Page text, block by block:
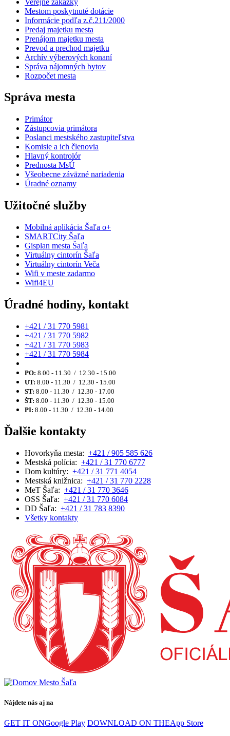
Mestom poskytnuté dotácie
Informácie podľa z.č.211/2000
Predaj majetku mesta
Prenájom majetku mesta
Prevod a prechod majetku
Archív výberových konaní
Správa nájomných bytov
Rozpočet mesta
Správa mesta
Primátor
Zástupcovia primátora
Poslanci mestského zastupiteľstva
Komisie a ich členovia
Hlavný kontrolór
Prednosta MsÚ
Všeobecne záväzné nariadenia
Úradné oznamy
Užitočné služby
Mobilná aplikácia Šaľa o+
SMARTCity Šaľa
Gisplan mesta Šaľa
Virtuálny cintorín Šaľa
Virtuálny cintorín Veča
Wifi v meste zadarmo
Wifi4EU
Úradné hodiny, kontakt
+421 / 31 770 5981
+421 / 31 770 5982
+421 / 31 770 5983
+421 / 31 770 5984
PO: 8.00 - 11.30 / 12.30 - 15.00
UT: 8.00 - 11.30 / 12.30 - 15.00
ST: 8.00 - 11.30 / 12.30 - 17.00
ŠT: 8.00 - 11.30 / 12.30 - 15.00
PI: 8.00 - 11.30 / 12.30 - 14.00
Ďalšie kontakty
Hovorkyňa mesta: +421 / 905 585 626
Mestská polícia: +421 / 31 770 6777
Dom kultúry: +421 / 31 771 4054
Mestská knižnica: +421 / 31 770 2228
MeT Šaľa: +421 / 31 770 3646
OSS Šaľa: +421 / 31 770 6084
DD Šaľa: +421 / 31 783 8390
Všetky kontakty
Nájdete nás aj na
GET IT ONGoogle Play DOWNLOAD ON THEApp Store